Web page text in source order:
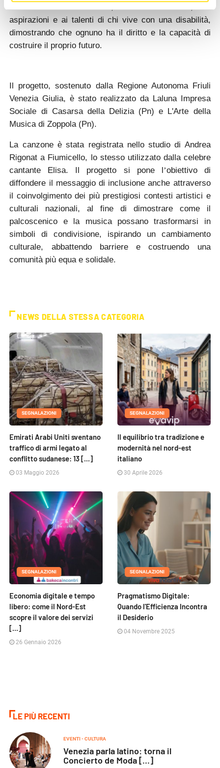
aspirazioni e ai talenti di chi vive con una disabilità,
dimostrando che ognuno ha il diritto e la capacità di
costruire il proprio futuro.
Il progetto, sostenuto dalla Regione Autonoma Friuli
Venezia Giulia, è stato realizzato da Laluna Impresa
Sociale di Casarsa della Delizia (Pn) e L'Arte della
Musica di Zoppola (Pn).
La canzone è stata registrata nellostudio di Andrea
Rigonat a Fiumicello, lo stesso utilizzato dalla celebre
cantante Elisa. Il progetto si pone l’obiettivo di
diffondere il messaggio di inclusione anche attraverso
il coinvolgimento dei più prestigiosi contesti artistici e
culturali nazionali, al fine di dimostrare come il
palcoscenico e la musica possano trasformarsi in
simboli di condivisione, ispirando un cambiamento
culturale, abbattendo barriere e costruendo una
comunità più equa e solidale.
NEWS DELLA STESSA CATEGORIA
SEGNALAZIONI
Emirati Arabi Uniti sventano
traffico di armi legato al
conflitto sudanese: 13 [...]
03 Maggio 2026
SEGNALAZIONI
Il equilibrio tra tradizione e
modernità nel nord-est
italiano
30 Aprile 2026
SEGNALAZIONI
Economia digitale e tempo
libero: come il Nord-Est
scopre il valore dei servizi
[...]
26 Gennaio 2026
SEGNALAZIONI
Pragmatismo Digitale:
Quando l'Efficienza Incontra
il Desiderio
04 Novembre 2025
LE PIÙ RECENTI
EVENTI - CULTURA
Venezia parla latino: torna il
Concierto de Moda [...]